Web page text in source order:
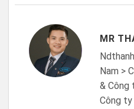
MR
Nam >
& Công
Công ty